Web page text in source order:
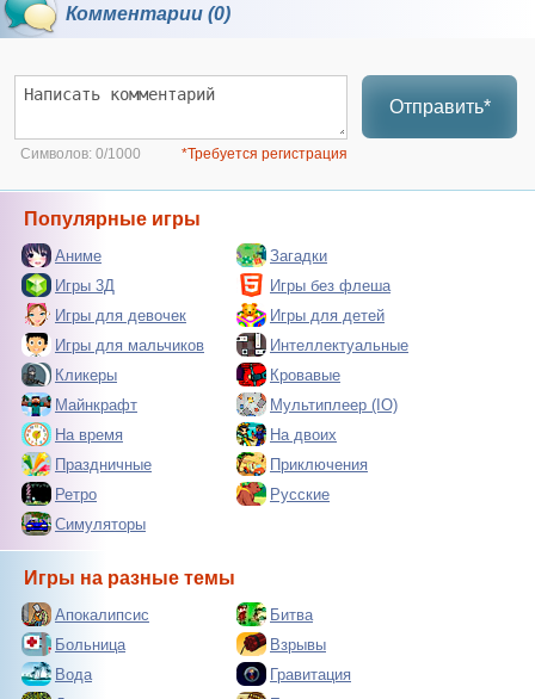
Комментарии (0)
Отправить*
Символов: 0/1000 *Требуется регистрация
Популярные игры
Аниме
Загадки
Игры 3Д
Игры без флеша
Игры для девочек
Игры для детей
Игры для мальчиков
Интеллектуальные
Кликеры
Кровавые
Майнкрафт
Мультиплеер (IO)
На время
На двоих
Праздничные
Приключения
Ретро
Русские
Симуляторы
Игры на разные темы
Апокалипсис
Битва
Больница
Взрывы
Вода
Гравитация